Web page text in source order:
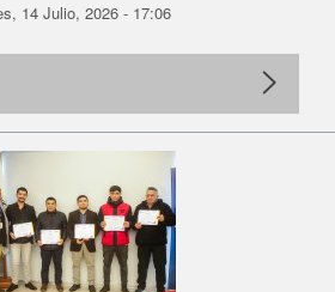
14 Julio, 2026 - 17:06